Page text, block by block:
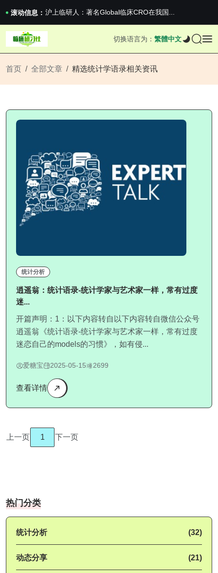
滚动信息： 新药说：罗氏单抗临床III期成功
新药说：哈佛大学：生男生女不是随机的，这样的...
国家药监局关于适用《E6（R3）：药物临床试...
沪上临研人：著名Global临床CRO在我国...
新药说：哈佛大学：生男生女不是随机的，这样的...
切换语言为： 繁體中文
首页 全部文章 精选统计学语录相关资讯
统计分析
逍遥翁：统计语录-统计学家与艺术家一样，常有过度
迷...
开篇声明：1：以下内容转自以下内容转自微信公众号
逍遥翁《统计语录-统计学家与艺术家一样，常有过度
迷恋自己的models的习惯》，如有侵...
爱糖宝 2025-05-15 2699
查看详情
上一页 1 下一页
热门分类
统计分析 (32)
动态分享 (21)